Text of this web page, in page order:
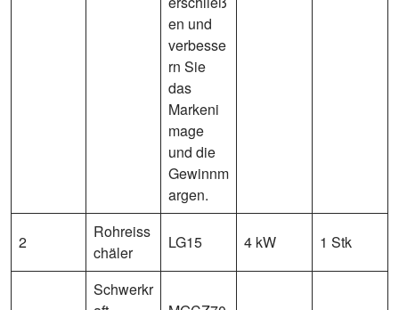
en und
verbesse
rn Sie
das
Markeni
mage
und die
Gewinnm
argen.
2
Rohreiss
chäler
LG15 4 kW 1 Stk
Schwerkr